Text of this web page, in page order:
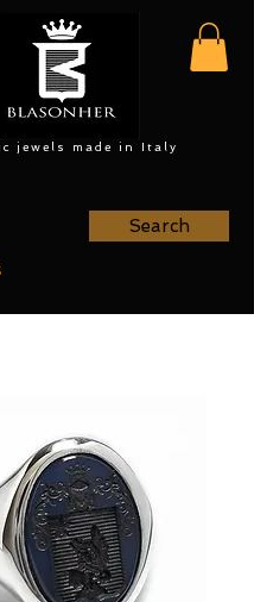
jewels made in Italy
Search